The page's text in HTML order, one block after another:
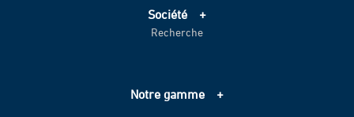
Société
Accueil
Échelle de performance CO2
Recherche
Notre gamme